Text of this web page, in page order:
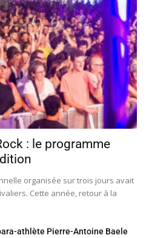
: le programme
organisée sur trois jours avait
Cette année, retour à la
athlète Pierre-Antoine Baele